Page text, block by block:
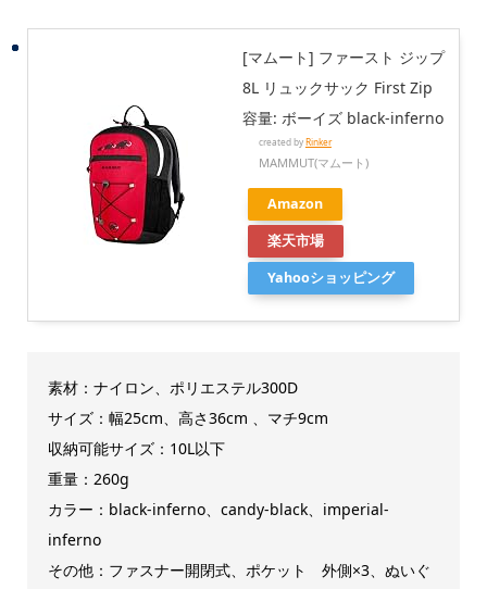
[マムート] ファースト ジップ
8L リュックサック First Zip
容量: ボーイズ black-inferno
created byRinker
MAMMUT(マムート)
Amazon
楽天市場
Yahooショッピング
素材： ナイロン、ポリエステル300D
サイズ：幅25cm、高さ36cm 、マチ9cm
収納可能サイズ：10L以下
重量：260g
カラー：black-inferno、candy-black、imperial-
inferno
その他：ファスナー開閉式、ポケット 外側×3、ぬいぐ